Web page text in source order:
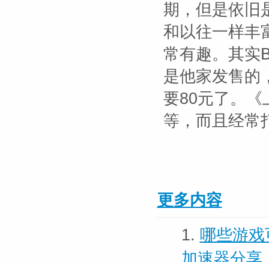
期，但是依旧
和以往一样丰
常有趣。其实
是他家发售的
要80元了。《
等，而且经常
更多内容
1. 哪些游
加速器分享